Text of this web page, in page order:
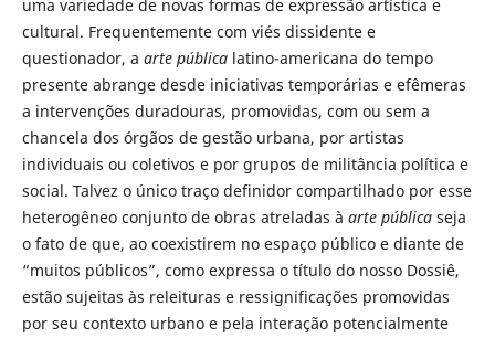
uma variedade de novas formas de expressão artística e
cultural. Frequentemente com viés dissidente e
questionador, a arte pública latino-americana do tempo
presente abrange desde iniciativas temporárias e efêmeras
a intervenções duradouras, promovidas, com ou sem a
chancela dos órgãos de gestão urbana, por artistas
individuais ou coletivos e por grupos de militância política e
social. Talvez o único traço definidor compartilhado por esse
heterogêneo conjunto de obras atreladas à arte pública seja
o fato de que, ao coexistirem no espaço público e diante de
“muitos públicos”, como expressa o título do nosso Dossiê,
estão sujeitas às releituras e ressignificações promovidas
por seu contexto urbano e pela interação potencialmente